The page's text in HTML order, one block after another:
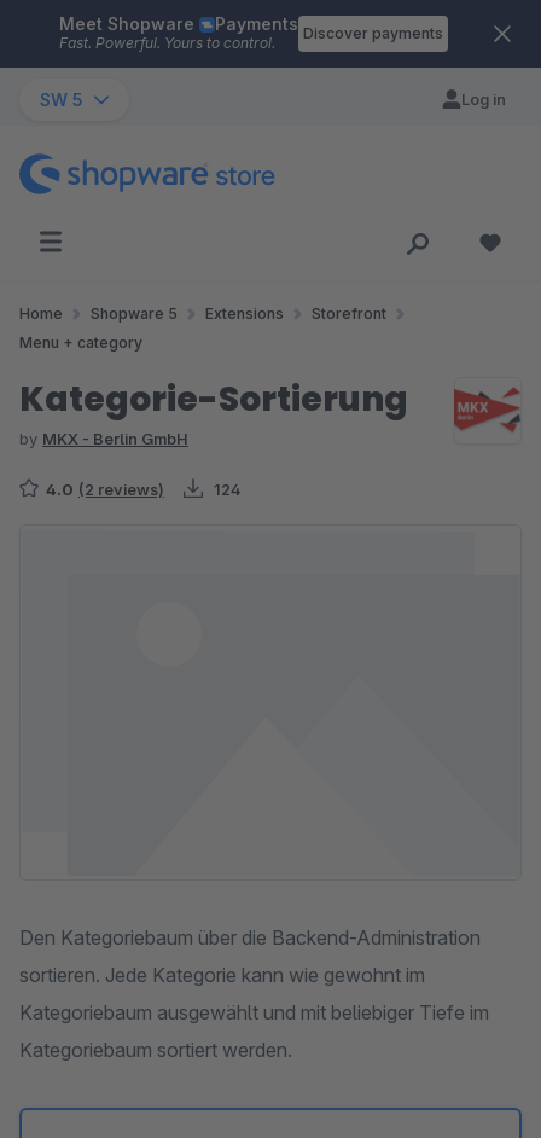
Skip to main content
Meet Shopware Payments
Fast. Powerful. Yours to control.
Discover payments
SW 5 Log in
Home Shopware 5 Extensions
Storefront
Menu + category
Kategorie-Sortierung
by MKX - Berlin GmbH
4.0 (2 reviews) 124
Den Kategoriebaum über die Backend-Administration
sortieren. Jede Kategorie kann wie gewohnt im
Kategoriebaum ausgewählt und mit beliebiger Tiefe im
Kategoriebaum sortiert werden.